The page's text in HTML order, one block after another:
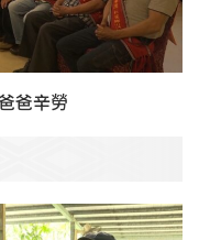
爸辛勞